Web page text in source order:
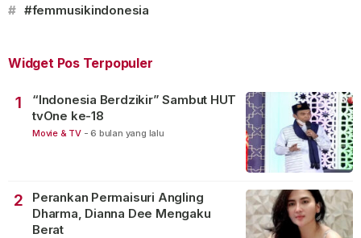
# #femmusikindonesia
Widget Pos Terpopuler
1
“Indonesia Berdzikir” Sambut HUT
tvOne ke-18
Movie & TV - 6 bulan yang lalu
2
Perankan Permaisuri Angling
Dharma, Dianna Dee Mengaku
Berat